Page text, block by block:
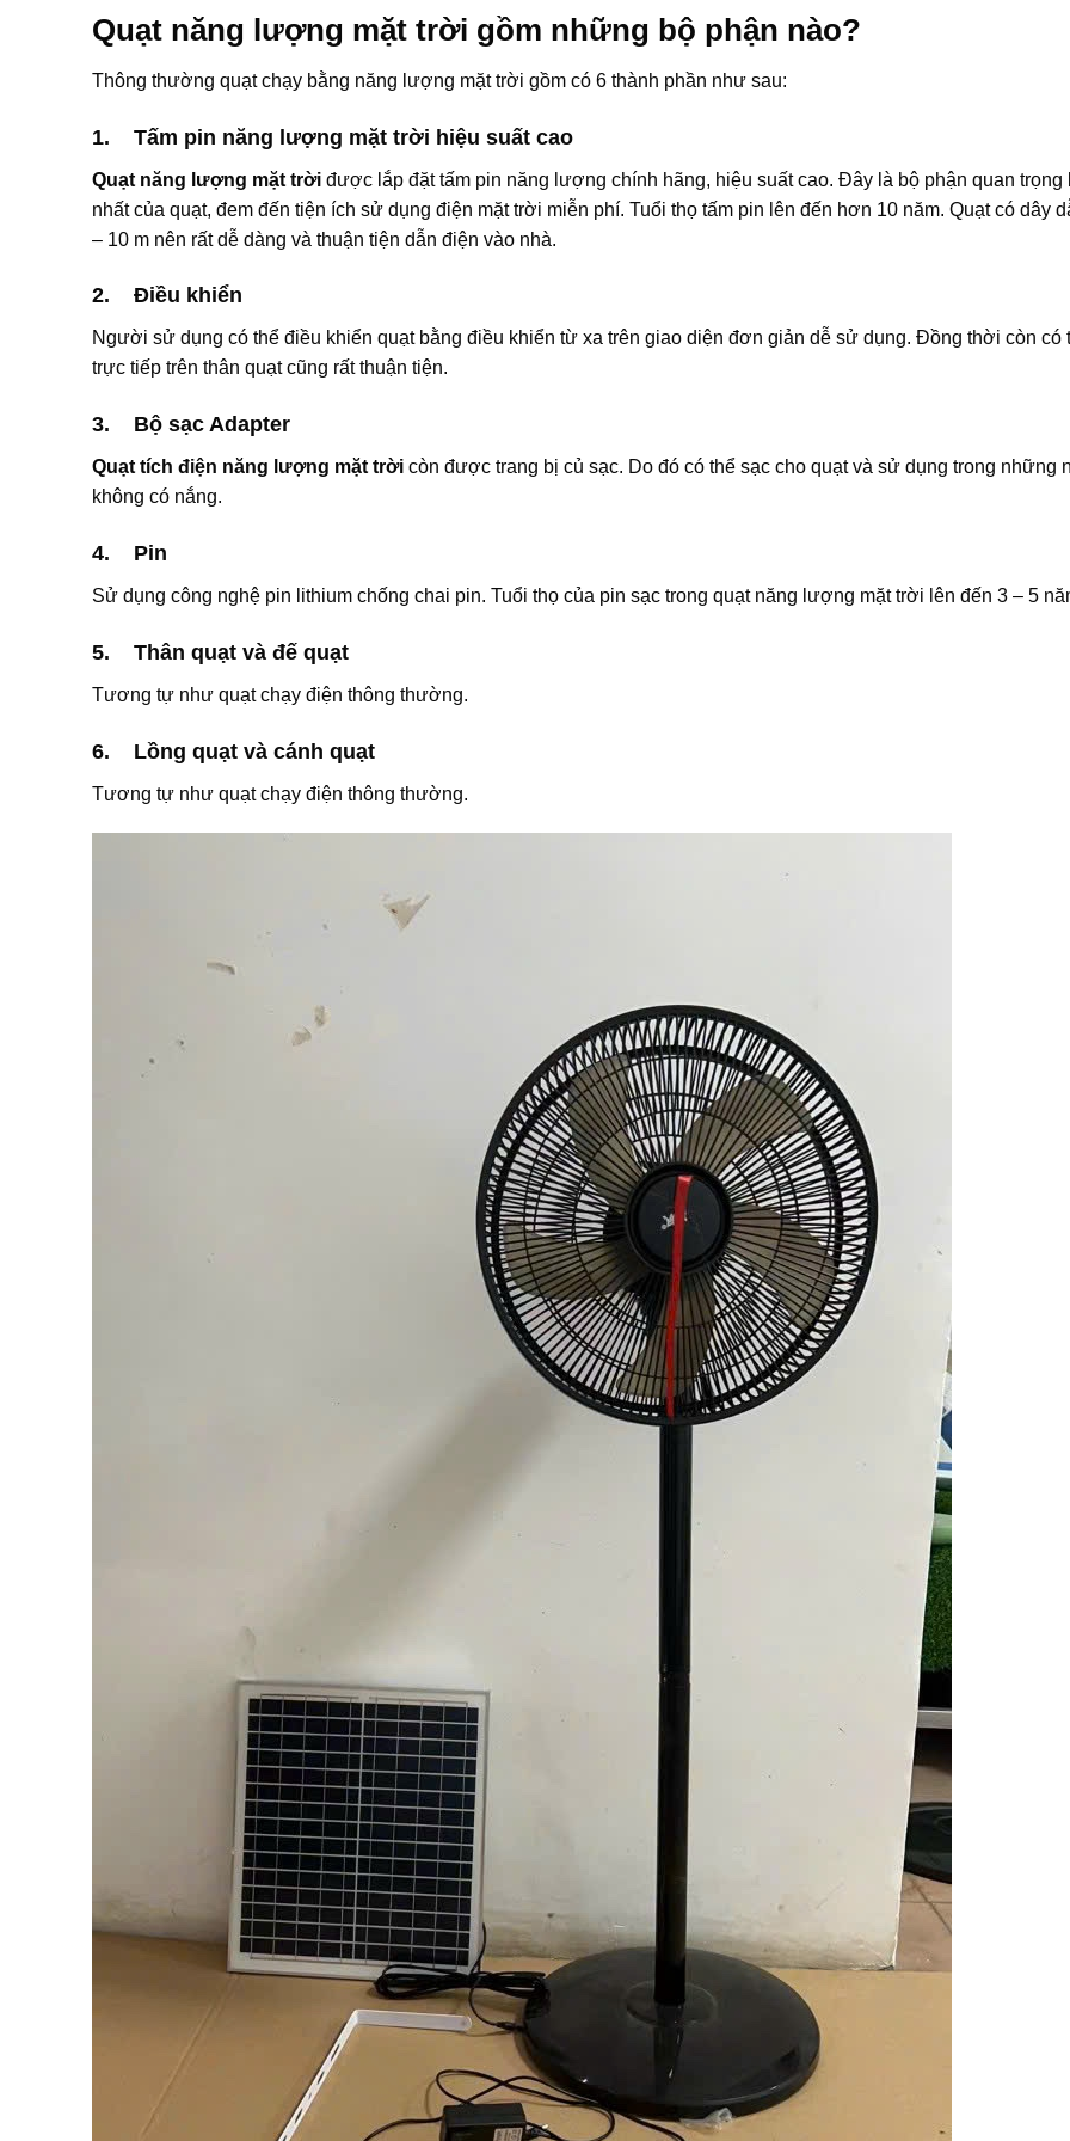
Quạt năng lượng mặt trời gồm những bộ phận nào?
Thông thường quạt chạy bằng năng lượng mặt trời gồm có 6 thành phần như sau:
1. Tấm pin năng lượng mặt trời hiệu suất cao
Quạt năng lượng mặt trời được lắp đặt tấm pin năng lượng chính hãng, hiệu suất cao. Đây là bộ phận quan trọng
nhất của quạt, đem đến tiện ích sử dụng điện mặt trời miễn phí. Tuổi thọ tấm pin lên đến hơn 10 năm. Quạt có dây
– 10 m nên rất dễ dàng và thuận tiện dẫn điện vào nhà.
2. Điều khiển
Người sử dụng có thể điều khiển quạt bằng điều khiển từ xa trên giao diện đơn giản dễ sử dụng. Đồng thời còn có
trực tiếp trên thân quạt cũng rất thuận tiện.
3. Bộ sạc Adapter
Quạt tích điện năng lượng mặt trời còn được trang bị củ sạc. Do đó có thể sạc cho quạt và sử dụng trong những
không có nắng.
4. Pin
Sử dụng công nghệ pin lithium chống chai pin. Tuổi thọ của pin sạc trong quạt năng lượng mặt trời lên đến 3 – 5
5. Thân quạt và đế quạt
Tương tự như quạt chạy điện thông thường.
6. Lồng quạt và cánh quạt
Tương tự như quạt chạy điện thông thường.